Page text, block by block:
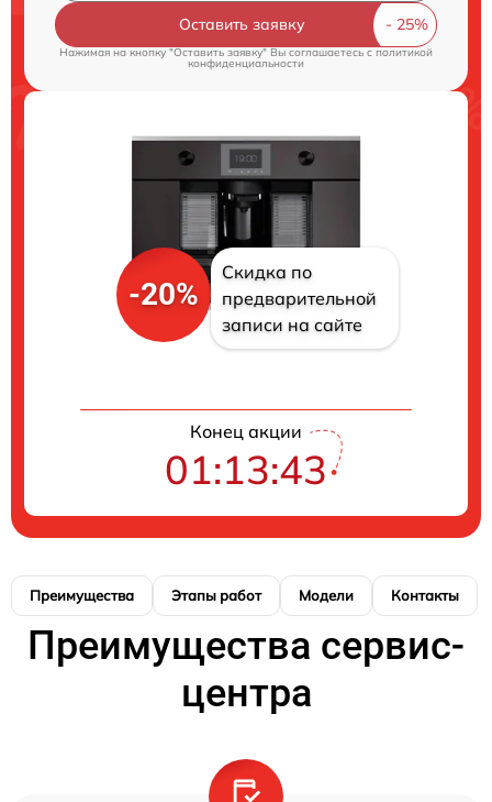
Оставить заявку
Нажимая на кнопку "Оставить заявку" Вы соглашаетесь c политикой
конфиденциальности
-20%
Скидка по
предварительной
записи на сайте
Конец акции
01:13:42
Преимущества Этапы работ Модели Контакты
Преимущества сервис-
центра